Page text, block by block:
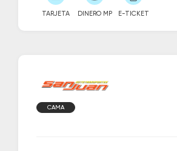
TARJETA DINERO MP E-TICKET
CAMA